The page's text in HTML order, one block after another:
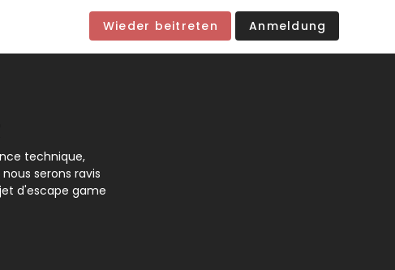
Wieder beitreten Anmeldung
technique,
serons ravis
d'escape game